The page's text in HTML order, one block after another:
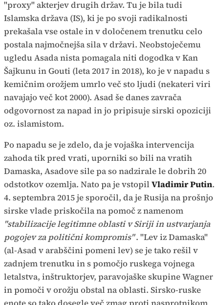
"proxy" akterjev drugih držav. Tu je bila tudi
Islamska država (IS), ki je po svoji radikalnosti
prekašala vse ostale in v določenem trenutku celo
postala najmočnejša sila v državi. Neobstoječemu
ugledu Asada nista pomagala niti dogodka v Kan
Šajkunu in Gouti (leta 2017 in 2018), ko je v napadu s
kemičnim orožjem umrlo več sto ljudi (nekateri viri
navajajo več kot 2000). Asad še danes zavrača
odgovornost za napad in jo pripisuje sirski opoziciji
oz. islamistom.
Po napadu se je zdelo, da je vojaška intervencija
zahoda tik pred vrati, uporniki so bili na vratih
Damaska, Asadove sile pa so nadzirale le dobrih 20
odstotkov ozemlja. Nato pa je vstopil Vladimir Putin.
4. septembra 2015 je sporočil, da je Rusija na prošnjo
sirske vlade priskočila na pomoč z namenom
"stabilizacije legitimne oblasti v Siriji in ustvarjanja
pogojev za politični kompromis". "Lev iz Damaska"
(al-Asad v arabščini pomeni lev) se je tako rešil v
zadnjem trenutku in s pomočjo ruskega vojnega
letalstva, inštruktorjev, paravojaške skupine Wagner
in pomoči v orožju obstal na oblasti. Sirsko-ruske